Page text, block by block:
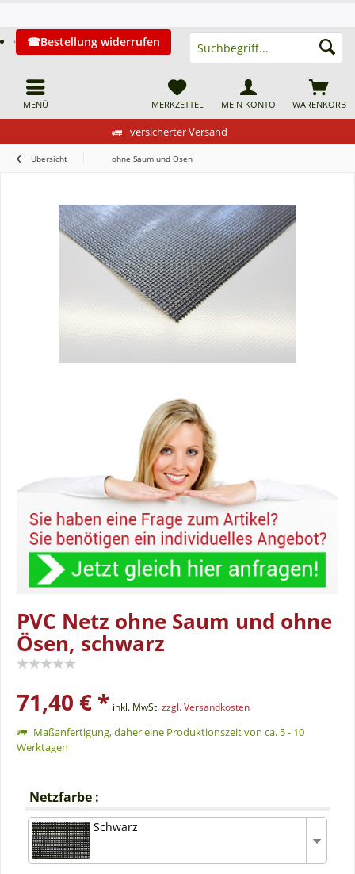
versicherter Versand
MENÜ
Bestellung widerrufen
WARENKORB
MERKZETTEL MEIN KONTO
Übersicht ohne Saum und Ösen
PVC Netz ohne Saum und ohne
Ösen, schwarz
71,40 € * inkl. MwSt.zzgl. Versandkosten
Maßanfertigung, daher eine Produktionszeit von ca. 5 - 10
Werktagen
Netzfarbe :
Schwarz